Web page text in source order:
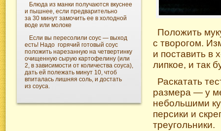
Блюда из манки получаются вкуснее
и пышнее, если предварительно
за 30 минут замочить ее в холодной
воде или молоке
Если вы пересолили соус — выход
есть! Надо горячий готовый соус
положить нарезанную на четвертинку
очищенную сырую картофелину (или
2, в зависимости от количества соуса),
дать ей полежать минут 10, чтоб
впиталась лишняя соль, и достать
из соуса.
Положить
с творогом.
и поставить в
липкое, и так
Раскатать
размера — у
небольшими
персики и
треугольники.